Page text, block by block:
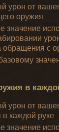
урон от
оружия
значение
обращения с
в
урон от
в каждой руке
значение